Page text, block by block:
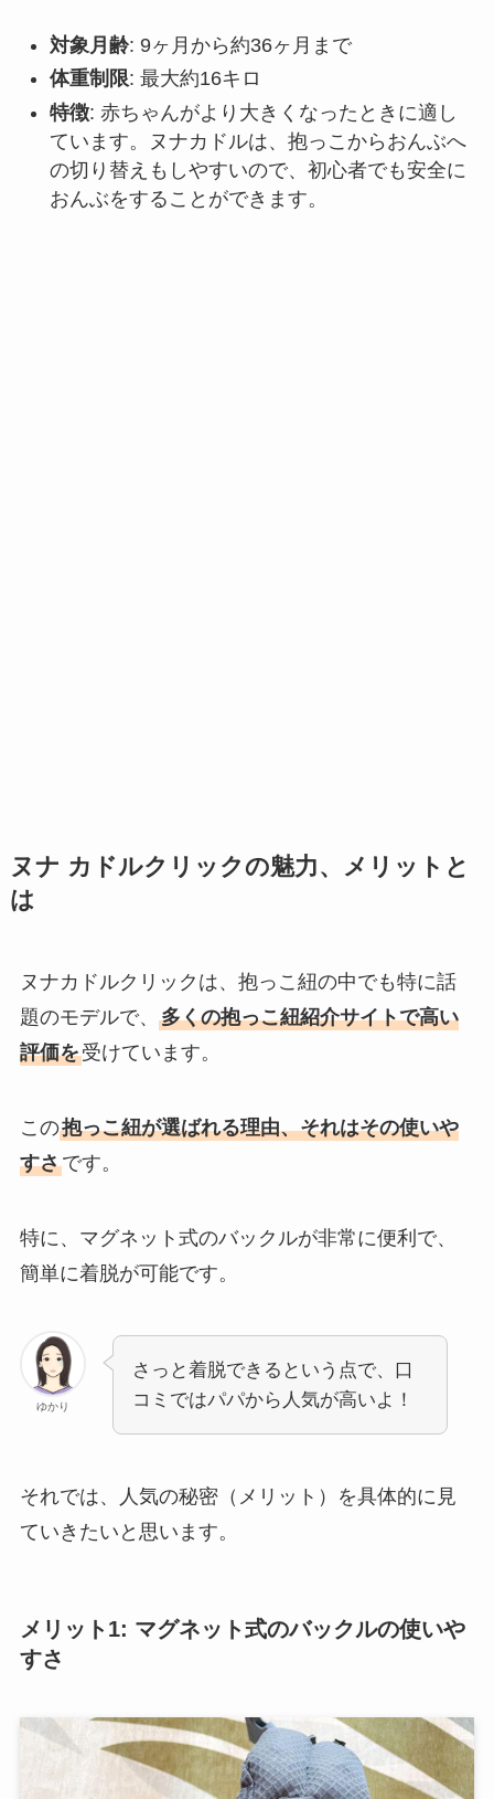
対象月齢: 9ヶ月から約36ヶ月まで
体重制限: 最大約16キロ
特徴: 赤ちゃんがより大きくなったときに適し
ています。ヌナカドルは、抱っこからおんぶへ
の切り替えもしやすいので、初心者でも安全に
おんぶをすることができます。
ヌナ カドルクリックの魅力、メリットと
は
ヌナカドルクリックは、抱っこ紐の中でも特に話
題のモデルで、 多くの抱っこ紐紹介サイトで高い
評価を受けています。
この抱っこ紐が選ばれる理由、それはその使いや
すさです。
特に、マグネット式のバックルが非常に便利で、
簡単に着脱が可能です。
ゆかり
さっと着脱できるという点で、口
コミではパパから人気が高いよ！
それでは、人気の秘密（メリット）を具体的に見
ていきたいと思います。
メリット1: マグネット式のバックルの使いや
すさ